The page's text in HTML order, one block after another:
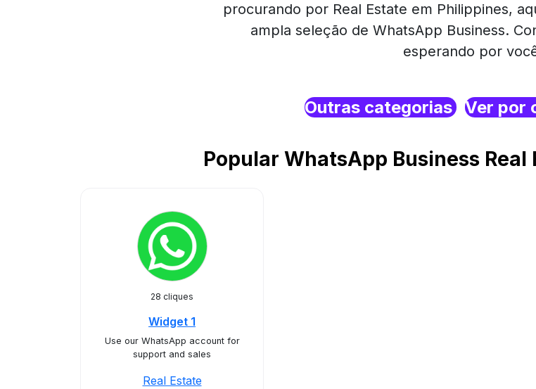
procurando por Real Estate em Philippines,
ampla seleção de WhatsApp Business.
esperando por
Outras categorias Ver por
Popular WhatsApp Business
28 cliques
Widget 1
Use our WhatsApp account for
support and sales
Real Estate